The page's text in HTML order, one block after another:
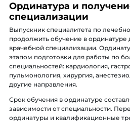
Ординатура и
специализации
Выпускник специалитета по
продолжить обучение в ординатуре
врачебной специализации.
этапом подготовки для работы по
специальностей: кардиология,
пульмонология, хирургия,
другие направления.
Срок обучения в ординатуре
зависимости от специальности.
ординатуры и квалификационные